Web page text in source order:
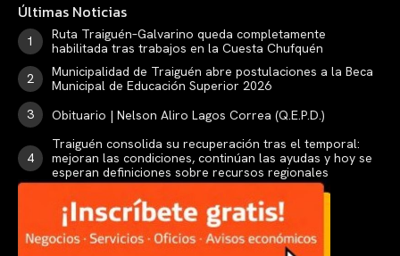
Últimas Noticias
Ruta Traiguén–Galvarino queda completamente
habilitada tras trabajos en la Cuesta Chufquén
Municipalidad de Traiguén abre postulaciones a la Beca
Municipal de Educación Superior 2026
Obituario | Nelson Aliro Lagos Correa (Q.E.P.D.)
Traiguén consolida su recuperación tras el temporal:
mejoran las condiciones, continúan las ayudas y hoy se
esperan definiciones sobre recursos regionales